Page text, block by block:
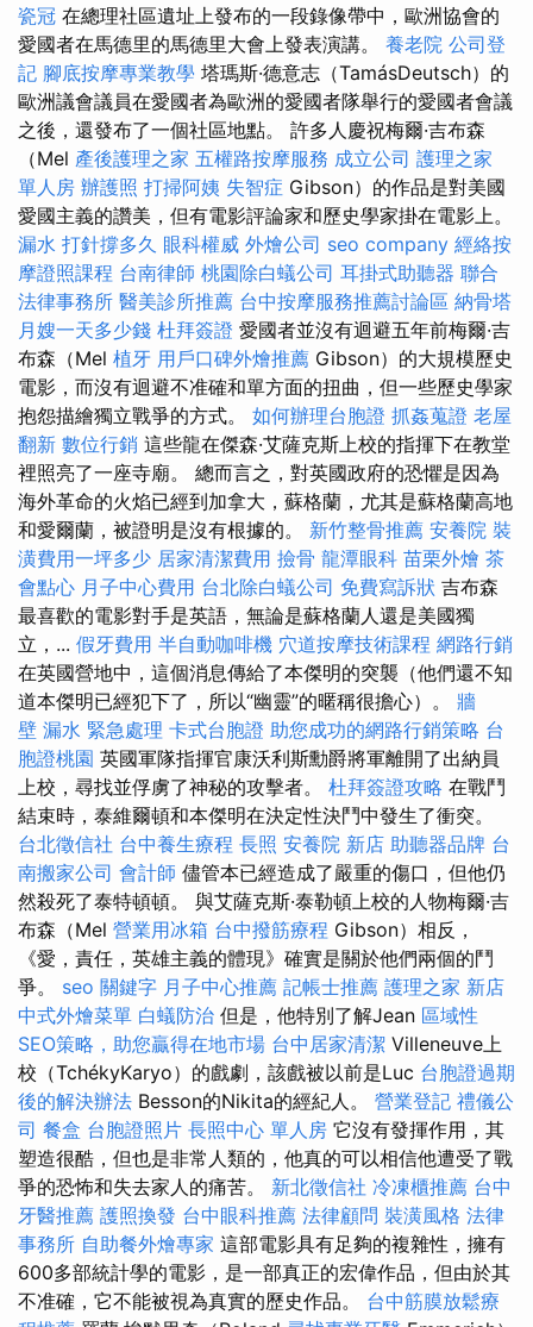
瓷冠 在總理社區遺址上發布的一段錄像帶中，歐洲協會的
愛國者在馬德里的馬德里大會上發表演講。 養老院 公司登
記 腳底按摩專業教學 塔瑪斯·德意志（TamásDeutsch）的
歐洲議會議員在愛國者為歐洲的愛國者隊舉行的愛國者會議
之後，還發布了一個社區地點。 許多人慶祝梅爾·吉布森
（Mel 產後護理之家 五權路按摩服務 成立公司 護理之家
單人房 辦護照 打掃阿姨 失智症 Gibson）的作品是對美國
愛國主義的讚美，但有電影評論家和歷史學家掛在電影上。
漏水 打針撐多久 眼科權威 外燴公司 seo company 經絡按
摩證照課程 台南律師 桃園除白蟻公司 耳掛式助聽器 聯合
法律事務所 醫美診所推薦 台中按摩服務推薦討論區 納骨塔
月嫂一天多少錢 杜拜簽證 愛國者並沒有迴避五年前梅爾·吉
布森（Mel 植牙 用戶口碑外燴推薦 Gibson）的大規模歷史
電影，而沒有迴避不准確和單方面的扭曲，但一些歷史學家
抱怨描繪獨立戰爭的方式。 如何辦理台胞證 抓姦蒐證 老屋
翻新 數位行銷 這些龍在傑森·艾薩克斯上校的指揮下在教堂
裡照亮了一座寺廟。 總而言之，對英國政府的恐懼是因為
海外革命的火焰已經到加拿大，蘇格蘭，尤其是蘇格蘭高地
和愛爾蘭，被證明是沒有根據的。 新竹整骨推薦 安養院 裝
潢費用一坪多少 居家清潔費用 撿骨 龍潭眼科 苗栗外燴 茶
會點心 月子中心費用 台北除白蟻公司 免費寫訴狀 吉布森
最喜歡的電影對手是英語，無論是蘇格蘭人還是美國獨
立，... 假牙費用 半自動咖啡機 穴道按摩技術課程 網路行銷
在英國營地中，這個消息傳給了本傑明的突襲（他們還不知
道本傑明已經犯下了，所以“幽靈”的暱稱很擔心）。 牆
壁 漏水 緊急處理 卡式台胞證 助您成功的網路行銷策略 台
胞證桃園 英國軍隊指揮官康沃利斯勳爵將軍離開了出納員
上校，尋找並俘虜了神秘的攻擊者。 杜拜簽證攻略 在戰鬥
結束時，泰維爾頓和本傑明在決定性決鬥中發生了衝突。
台北徵信社 台中養生療程 長照 安養院 新店 助聽器品牌 台
南搬家公司 會計師 儘管本已經造成了嚴重的傷口，但他仍
然殺死了泰特頓頓。 與艾薩克斯·泰勒頓上校的人物梅爾·吉
布森（Mel 營業用冰箱 台中撥筋療程 Gibson）相反，
《愛，責任，英雄主義的體現》確實是關於他們兩個的鬥
爭。 seo 關鍵字 月子中心推薦 記帳士推薦 護理之家 新店
中式外燴菜單 白蟻防治 但是，他特別了解Jean 區域性
SEO策略，助您贏得在地市場 台中居家清潔 Villeneuve上
校（TchékyKaryo）的戲劇，該戲被以前是Luc 台胞證過期
後的解決辦法 Besson的Nikita的經紀人。 營業登記 禮儀公
司 餐盒 台胞證照片 長照中心 單人房 它沒有發揮作用，其
塑造很酷，但也是非常人類的，他真的可以相信他遭受了戰
爭的恐怖和失去家人的痛苦。 新北徵信社 冷凍櫃推薦 台中
牙醫推薦 護照換發 台中眼科推薦 法律顧問 裝潢風格 法律
事務所 自助餐外燴專家 這部電影具有足夠的複雜性，擁有
600多部統計學的電影，是一部真正的宏偉作品，但由於其
不准確，它不能被視為真實的歷史作品。 台中筋膜放鬆療